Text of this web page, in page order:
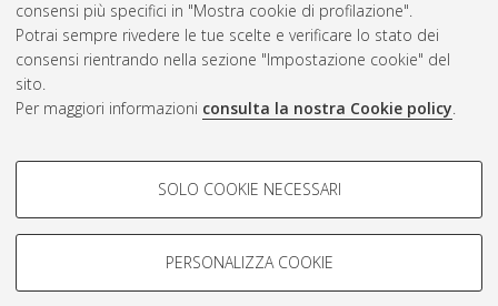
consensi più specifici in "Mostra cookie di profilazione".
Potrai sempre rivedere le tue scelte e verificare lo stato dei
consensi rientrando nella sezione "Impostazione cookie" del
sito.
Per maggiori informazioni consulta la nostra Cookie policy.
COOKIE DI PROFILAZIONE -
Si tratta di cookie utilizzati per analizzare le caratteristiche della
navigazione degli utenti, creare profili in base al loro comportamento
SOLO COOKIE NECESSARI
PERSONALIZZA COOKIE
Rss 2.0
AMS Laurea
Impostazioni Cookie
Informativa sulla privacy
Condizioni d’uso del sito